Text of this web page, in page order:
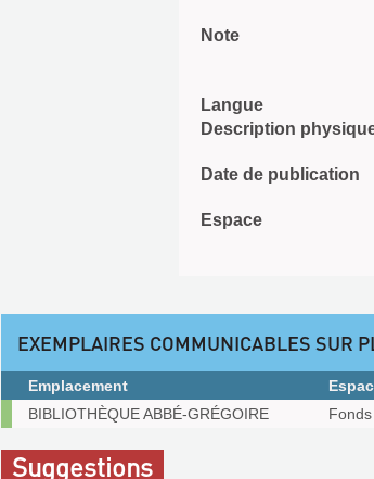
Note
Langue
Description
Date de publication
Espace
EXEMPLAIRES COMMUNICABLES SUR
Exemplaires
communicables
sur
place
Emplacement
BIBLIOTHÈQUE ABBÉ-GRÉGOIRE
Suggestions